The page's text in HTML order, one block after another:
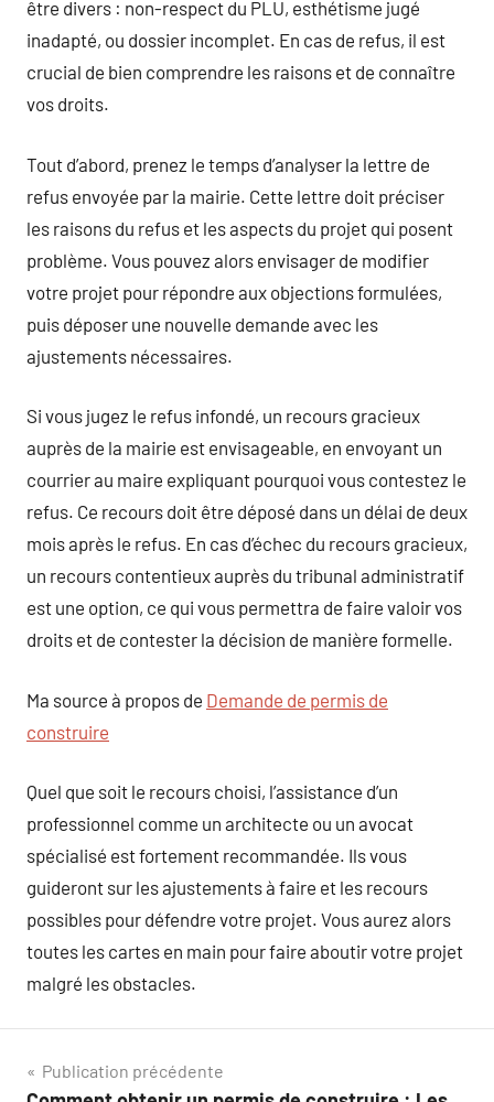
être divers : non-respect du PLU, esthétisme jugé
inadapté, ou dossier incomplet. En cas de refus, il est
crucial de bien comprendre les raisons et de connaître
vos droits.
Tout d’abord, prenez le temps d’analyser la lettre de
refus envoyée par la mairie. Cette lettre doit préciser
les raisons du refus et les aspects du projet qui posent
problème. Vous pouvez alors envisager de modifier
votre projet pour répondre aux objections formulées,
puis déposer une nouvelle demande avec les
ajustements nécessaires.
Si vous jugez le refus infondé, un recours gracieux
auprès de la mairie est envisageable, en envoyant un
courrier au maire expliquant pourquoi vous contestez le
refus. Ce recours doit être déposé dans un délai de deux
mois après le refus. En cas d’échec du recours gracieux,
un recours contentieux auprès du tribunal administratif
est une option, ce qui vous permettra de faire valoir vos
droits et de contester la décision de manière formelle.
Ma source à propos de Demande de permis de
construire
Quel que soit le recours choisi, l’assistance d’un
professionnel comme un architecte ou un avocat
spécialisé est fortement recommandée. Ils vous
guideront sur les ajustements à faire et les recours
possibles pour défendre votre projet. Vous aurez alors
toutes les cartes en main pour faire aboutir votre projet
malgré les obstacles.
Navigation
Publication précédente